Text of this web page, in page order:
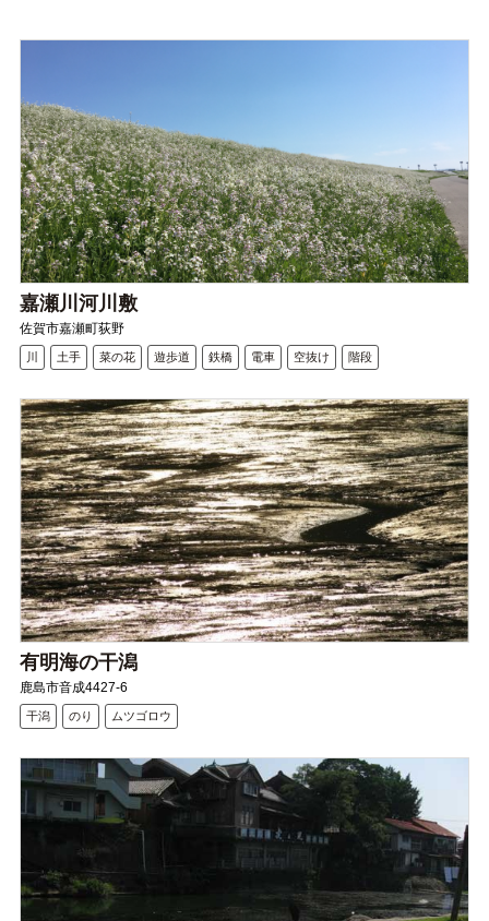
嘉瀬川河川敷
佐賀市嘉瀬町荻野
川 土手 菜の花 遊歩道 鉄橋 電車 空抜け 階段
有明海の干潟
鹿島市音成4427-6
干潟 のり ムツゴロウ